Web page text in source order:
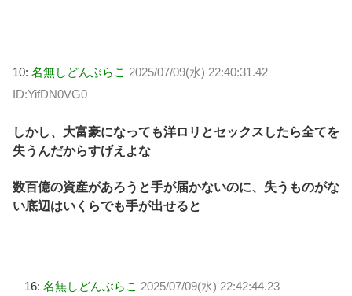
10: 名無しどんぶらこ 2025/07/09(水) 22:40:31.42
ID:YifDN0VG0
しかし、大富豪になっても洋ロリとセックスしたら全てを
失うんだからすげえよな
数百億の資産があろうと手が届かないのに、失うものがな
い底辺はいくらでも手が出せると
16: 名無しどんぶらこ 2025/07/09(水) 22:42:44.23